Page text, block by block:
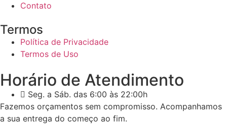
Contato
Termos
Política de Privacidade
Termos de Uso
Horário de Atendimento
Seg. a Sáb. das 6:00 às 22:00h
Fazemos orçamentos sem compromisso. Acompanhamos
a sua entrega do começo ao fim.